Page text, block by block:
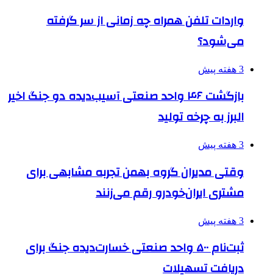
واردات تلفن همراه چه زمانی از سر گرفته
می‌شود؟
3 هفته پیش
بازگشت ۴۶ واحد صنعتی آسیب‌دیده دو جنگ اخیر
البرز به چرخه تولید
3 هفته پیش
وقتی مدیران گروه بهمن تجربه مشابهی برای
مشتری ایران‌خودرو رقم می‌زنند
3 هفته پیش
ثبت‌نام ۵۰۰ واحد صنعتی خسارت‌دیده جنگ برای
دریافت تسهیلات